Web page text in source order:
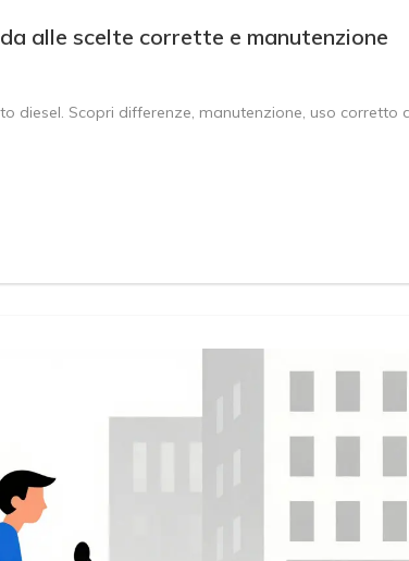
alle scelte corrette e manutenzione
diesel. Scopri differenze, manutenzione, uso corretto